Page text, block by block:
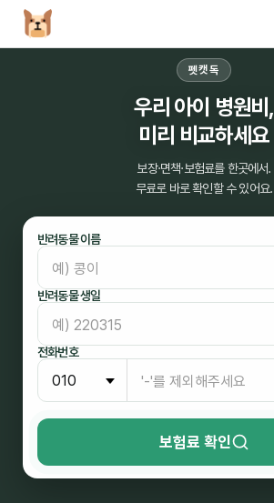
펫캣독
우리 아이 병원비,
미리 비교하세요
보장·면책·보험료를 한곳에서.
무료로 바로 확인할 수 있어요.
반려동물 이름
반려동물 생일
전화번호
보험료 확인